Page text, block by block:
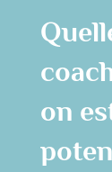
on